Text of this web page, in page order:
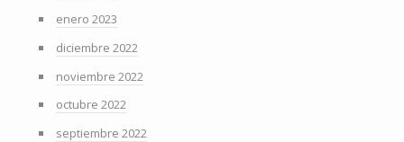
enero 2023
diciembre 2022
noviembre 2022
octubre 2022
septiembre 2022